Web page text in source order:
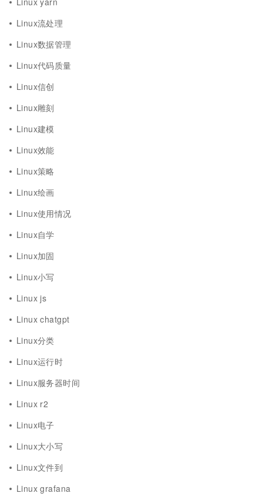
Linux流处理
Linux数据管理
Linux代码质量
Linux信创
Linux雕刻
Linux建模
Linux效能
Linux策略
Linux绘画
Linux使用情况
Linux自学
Linux加固
Linux小写
Linux js
Linux chatgpt
Linux分类
Linux运行时
Linux服务器时间
Linux r2
Linux电子
Linux大小写
Linux文件到
Linux grafana